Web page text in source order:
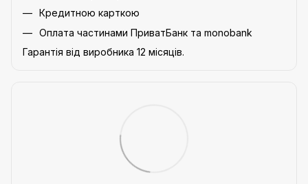
Кредитною карткою
Оплата частинами ПриватБанк та monobank
Гарантія від виробника 12 місяців.